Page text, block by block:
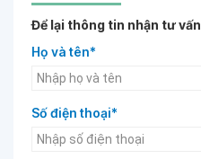
Để lại thông tin nhận tư vấn
Họ và tên*
Số điện thoại*